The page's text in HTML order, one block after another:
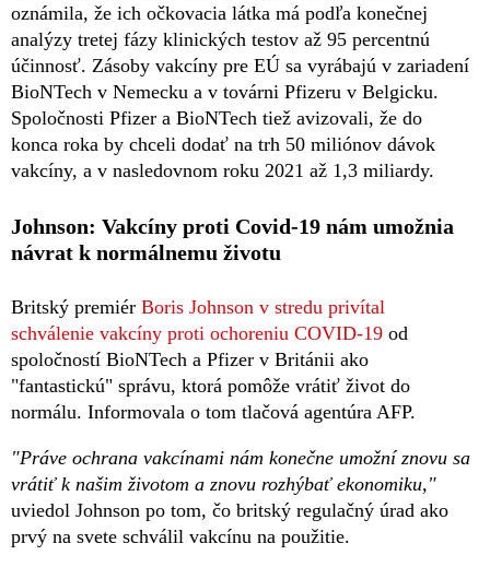
oznámila, že ich očkovacia látka má podľa konečnej
analýzy tretej fázy klinických testov až 95 percentnú
účinnosť. Zásoby vakcíny pre EÚ sa vyrábajú v zariadení
BioNTech v Nemecku a v továrni Pfizeru v Belgicku.
Spoločnosti Pfizer a BioNTech tiež avizovali, že do
konca roka by chceli dodať na trh 50 miliónov dávok
vakcíny, a v nasledovnom roku 2021 až 1,3 miliardy.
Johnson: Vakcíny proti Covid-19 nám umožnia
návrat k normálnemu životu
Britský premiér Boris Johnson v stredu privítal
schválenie vakcíny proti ochoreniu COVID-19 od
spoločností BioNTech a Pfizer v Británii ako
"fantastickú" správu, ktorá pomôže vrátiť život do
normálu. Informovala o tom tlačová agentúra AFP.
"Práve ochrana vakcínami nám konečne umožní znovu sa
vrátiť k našim životom a znovu rozhýbať ekonomiku,"
uviedol Johnson po tom, čo britský regulačný úrad ako
prvý na svete schválil vakcínu na použitie.